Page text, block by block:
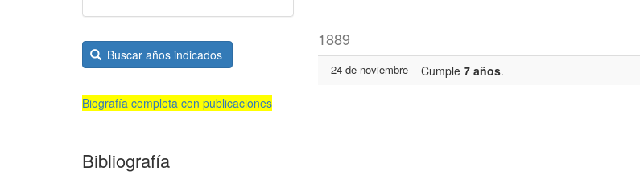
Buscar años indicados
Biografía completa con publicaciones
Bibliografía
1889
24 de noviembre Cumple 7 años.